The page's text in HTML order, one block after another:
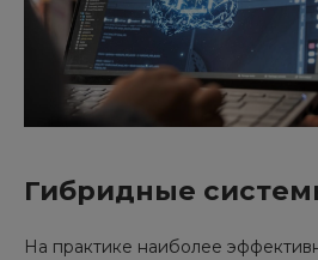
Гибридные
На практике наиболее